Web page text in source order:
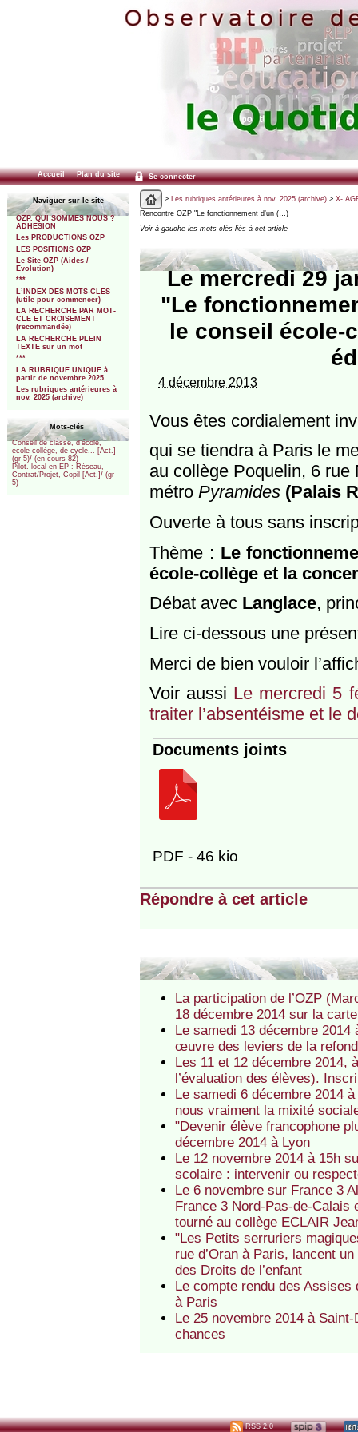
Accueil Plan du site Se connecter
Naviguer sur le site
OZP. QUI SOMMES NOUS ?
ADHESION
Les PRODUCTIONS OZP
LES POSITIONS OZP
Le Site OZP (Aides /
Evolution)
***
L’INDEX DES MOTS-CLES
(utile pour commencer)
LA RECHERCHE PAR MOT-
CLE ET CROISEMENT
(recommandée)
LA RECHERCHE PLEIN
TEXTE sur un mot
***
LA RUBRIQUE UNIQUE à
partir de novembre 2025
Les rubriques antérieures à
nov. 2025 (archive)
Mots-clés
Conseil de classe, d’école,
école-collège, de cycle... [Act.]
(gr 5)/ (en cours 82)
Pilot. local en EP : Réseau,
Contrat/Projet, Copil [Act.]/ (gr
5)
> Les rubriques antérieures à nov. 2025 (archive)> X-
Rencontre OZP "Le fonctionnement d’un (…)
Voir à gauche les mots-clés liés à cet article
Le mercredi 29
"Le
le conseil école-
4 décembre 2013
Vous êtes cordialement
qui se tiendra à Paris le
au collège Poquelin, 6 rue
métro Pyramides (Palais
Ouverte à tous sans
Thème : Le
école-collège et la
Débat avec Langlace,
Lire ci-dessous une
Merci de bien vouloir
Voir aussi Le mercredi 5
traiter l’absentéisme et le
Documents joints
PDF - 46 kio
Répondre à cet article
La participation de l’OZP
18 décembre 2014 sur la
Le samedi 13 décembre
œuvre des leviers de la
Les 11 et 12 décembre 2014,
l’évaluation des élèves).
Le samedi 6 décembre 2014
nous vraiment la mixité
"Devenir élève francophone
décembre 2014 à Lyon
Le 12 novembre 2014 à 15h
scolaire : intervenir ou
Le 6 novembre sur France 3
France 3 Nord-Pas-de-
tourné au collège ECLAIR
"Les Petits serruriers
rue d’Oran à Paris, lancent
des Droits de l’enfant
Le compte rendu des Assises
à Paris
Le 25 novembre 2014 à
chances
RSS 2.0